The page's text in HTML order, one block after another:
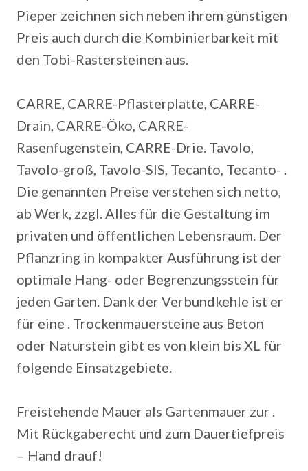
Pieper zeichnen sich neben ihrem günstigen
Preis auch durch die Kombinierbarkeit mit
den Tobi-Rastersteinen aus.
CARRE, CARRE-Pflasterplatte, CARRE-
Drain, CARRE-Öko, CARRE-
Rasenfugenstein, CARRE-Drie. Tavolo,
Tavolo-groß, Tavolo-SIS, Tecanto, Tecanto- .
Die genannten Preise verstehen sich netto,
ab Werk, zzgl. Alles für die Gestaltung im
privaten und öffentlichen Lebensraum. Der
Pflanzring in kompakter Ausführung ist der
optimale Hang- oder Begrenzungsstein für
jeden Garten. Dank der Verbundkehle ist er
für eine . Trockenmauersteine aus Beton
oder Naturstein gibt es von klein bis XL für
folgende Einsatzgebiete.
Freistehende Mauer als Gartenmauer zur .
Mit Rückgaberecht und zum Dauertiefpreis
– Hand drauf!